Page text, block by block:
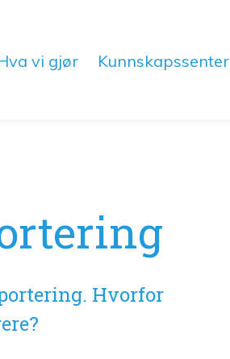
vi gjør Kunnskapssenter
Hvorfor